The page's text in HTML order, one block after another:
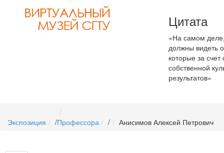
Цитата
«На самом
должны видеть
которые за счет
собственной
результатов»
Экспозиция /Профессора / Анисимов Алексей Петрович